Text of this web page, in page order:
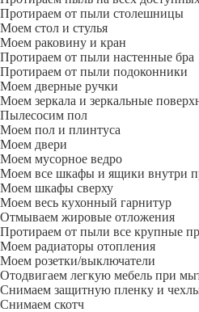
Протираем от пыли столешницы
Моем стол и стулья
Моем раковину и кран
Протираем от пыли настенные бра
Протираем от пыли подоконники
Моем дверные ручки
Моем зеркала и зеркальные
Пылесосим пол
Моем пол и плинтуса
Моем двери
Моем мусорное ведро
Моем все шкафы и ящики внутри
Моем шкафы сверху
Моем весь кухонный гарнитур
Отмываем жировые отложения
Протираем от пыли все крупные
Моем радиаторы отопления
Моем розетки/выключатели
Отодвигаем легкую мебель при
Снимаем защитную пленку и
Снимаем скотч